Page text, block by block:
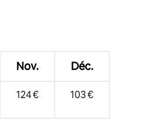
base de 21 commentaires : 5 sur 5
Nov. Déc.
124 € 103 €